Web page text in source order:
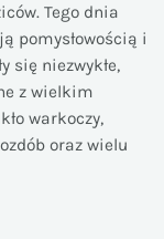
Tego dnia
pomysłowością i
się niezwykłe,
z wielkim
warkoczy,
oraz wielu